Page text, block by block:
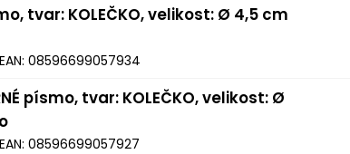
tvar: KOLEČKO, velikost: Ø 4,5 cm
EAN: 08596699057934
písmo, tvar: KOLEČKO, velikost: Ø
EAN: 08596699057927